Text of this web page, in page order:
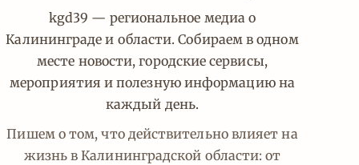
kgd39 — региональное медиа о
Калининграде и области. Собираем в одном
месте новости, городские сервисы,
мероприятия и полезную информацию на
каждый день.
Пишем о том, что действительно влияет на
жизнь в Калининградской области: от